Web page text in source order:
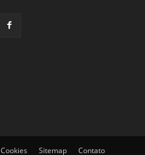
Cookies Sitemap Contato